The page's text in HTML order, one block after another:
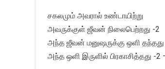
சகலமும் அவரால் உண்டாயிற்று
அவருக்குள் ஜீவன் நிலைபெற்றது -2
அந்த ஜீவன் மனுஷருக்கு ஒளி தந்தது
அந்த ஒளி இருளில் பிரகாசித்தது -2